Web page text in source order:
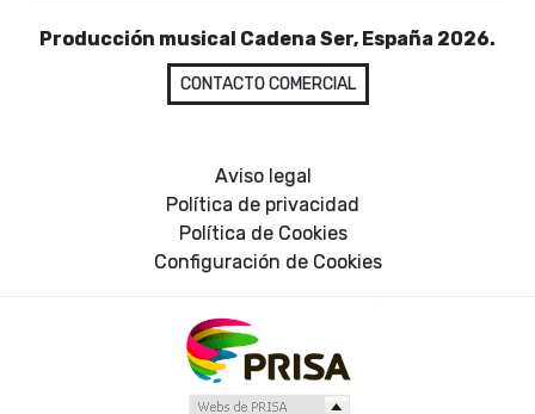
Producción musical Cadena Ser, España 2026.
CONTACTO COMERCIAL
Aviso legal
Política de privacidad
Política de Cookies
Configuración de Cookies